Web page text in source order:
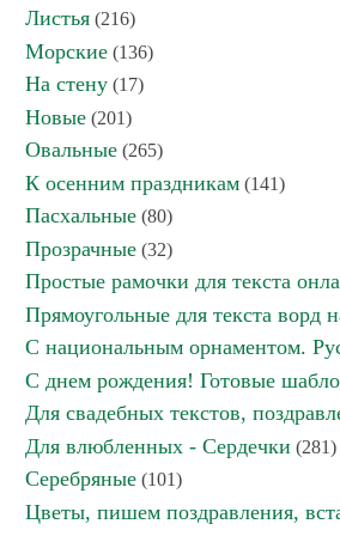
Листья (216)
Морские (136)
На стену (17)
Новые (201)
Овальные (265)
К осенним праздникам (141)
Пасхальные (80)
Прозрачные (32)
Простые рамочки для текста
Прямоугольные для текста ворд
С национальным орнаментом.
С днем рождения! Готовые
Для свадебных текстов,
Для влюбленных - Сердечки (281)
Серебряные (101)
Цветы, пишем поздравления,